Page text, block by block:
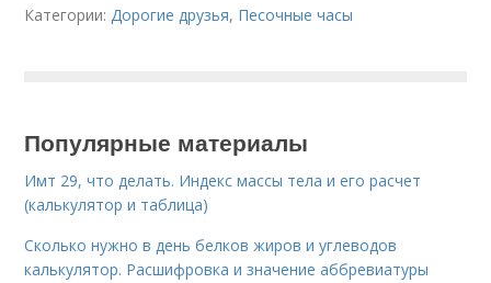
Категории:Дорогие друзья, Песочные часы
Популярные материалы
Имт 29, что делать. Индекс массы тела и его расчет
(калькулятор и таблица)
Сколько нужно в день белков жиров и углеводов
калькулятор. Расшифровка и значение аббревиатуры